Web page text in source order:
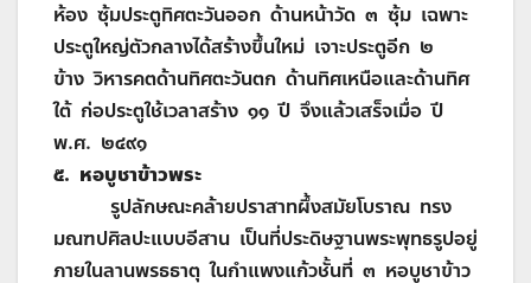
ห้อง ซุ้มประตูทิศตะวันออก ด้านหน้าวัด ๓ ซุ้ม เฉพาะ
ประตูใหญ่ตัวกลางได้สร้างขึ้นใหม่ เจาะประตูอีก ๒
ข้าง วิหารคตด้านทิศตะวันตก ด้านทิศเหนือและด้านทิศ
ใต้ ก่อประตูใช้เวลาสร้าง ๑๑ ปี จึงแล้วเสร็จเมื่อ ปี
พ.ศ. ๒๔๙๑
๕. หอบูชาข้าวพระ
รูปลักษณะคล้ายปราสาทผึ้งสมัยโบราณ ทรง
มณฑปศิลปะแบบอีสาน เป็นที่ประดิษฐานพระพุทธรูปอยู่
ภายในลานพรธธาตุ ในกำแพงแก้วชั้นที่ ๓ หอบูชาข้าว